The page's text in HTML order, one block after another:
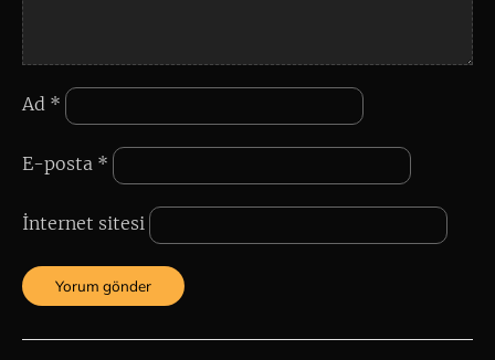
Ad *
E-posta *
İnternet sitesi